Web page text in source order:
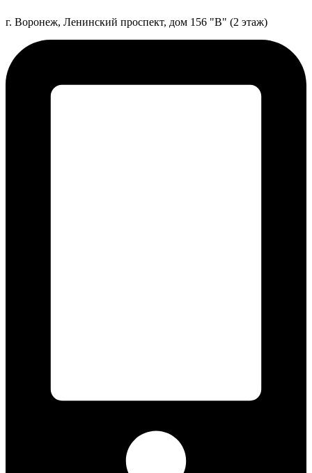
г. Воронеж, Ленинский проспект, дом 156 "В" (2 этаж)